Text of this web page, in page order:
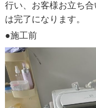
行い、お客様お立ち
は完了になります。
●施工前